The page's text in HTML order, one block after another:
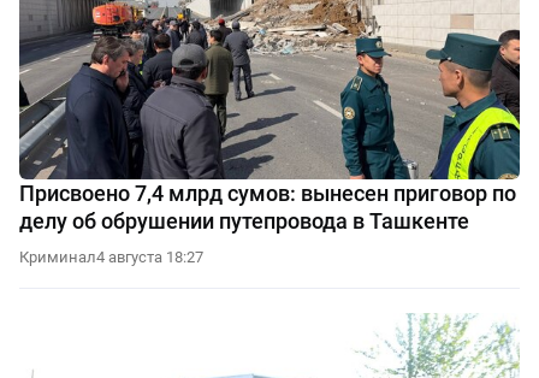
Присвоено 7,4 млрд сумов: вынесен приговор по
делу об обрушении путепровода в Ташкенте
Криминал4 августа 18:27